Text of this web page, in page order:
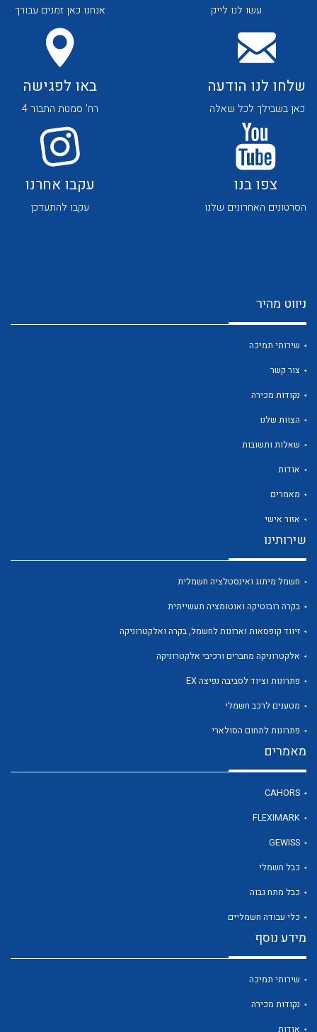
לכל מוצרי היצרן לכל מוצרי היצרן
לכל מוצרי היצרן לכל מוצרי היצרן
לכל מוצרי היצרן
לכל מוצרי היצרן
עשו לנו לייק אנחנו כאן זמנים עבורך
שלחו לנו הודעה
כאן בשבילך לכל שאלה
באו לפגישה
רח' סמטת התבור 4
צפו בנו
הסרטונים האחרונים שלנו
עקבו אחרנו
עקבו להתעדכן
ניווט מהיר
שירותי תמיכה
צור קשר
נקודות מכירה
הצוות שלנו
שאלות ותשובות
אודות
מאמרים
אזור אישי
שירותינו
חשמל מיתוג ואינסטלציה חשמלית
בקרה רובוטיקה ואוטומציה תעשייתית
זיווד קופסאות וארונות לחשמל, בקרה ואלקטרוניקה
אלקטרוניקה מחברים ורכיבי אלקטרוניקה
פתרונות וציוד לסביבה נפיצה EX
מטענים לרכב חשמלי
פתרונות לתחום הסולארי
מאמרים
CAHORS
FLEXIMARK
GEWISS
כבל חשמלי
כבל מתח גבוה
כלי עבודה חשמליים
מידע נוסף
שירותי תמיכה
נקודות מכירה
אודות